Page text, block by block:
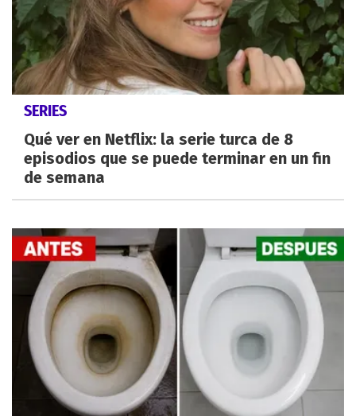
SERIES
Qué ver en Netflix: la serie turca de 8
episodios que se puede terminar en un fin
de semana